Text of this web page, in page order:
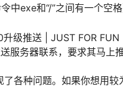
中exe和“/”之间有一个空格
服务器联系，要求其马上
各种问题。如果你想用